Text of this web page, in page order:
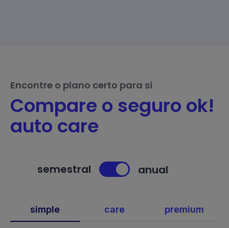
Encontre o plano certo para si
Compare o seguro ok!
auto care
semestral anual
simple care premium